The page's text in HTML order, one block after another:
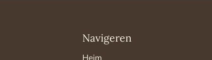
Navigeren